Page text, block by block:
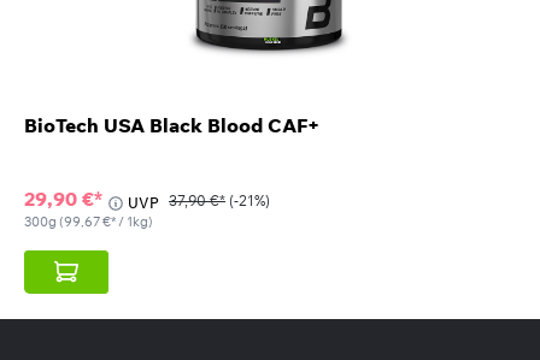
BioTech USA Black Blood CAF+
29,90 €* UVP 37,90 €* (-21%)
300g (99,67 €* / 1kg)